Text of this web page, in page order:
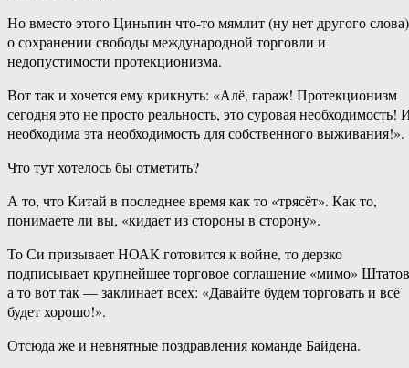
Но вместо этого Циньпин что-то мямлит (ну нет другого слова)
о сохранении свободы международной торговли и
недопустимости протекционизма.
Вот так и хочется ему крикнуть: «Алё, гараж! Протекционизм
сегодня это не просто реальность, это суровая необходимость!
необходима эта необходимость для собственного выживания!».
Что тут хотелось бы отметить?
А то, что Китай в последнее время как то «трясёт». Как то,
понимаете ли вы, «кидает из стороны в сторону».
То Си призывает НОАК готовится к войне, то дерзко
подписывает крупнейшее торговое соглашение «мимо»
а то вот так — заклинает всех: «Давайте будем торговать и всё
будет хорошо!».
Отсюда же и невнятные поздравления команде Байдена.